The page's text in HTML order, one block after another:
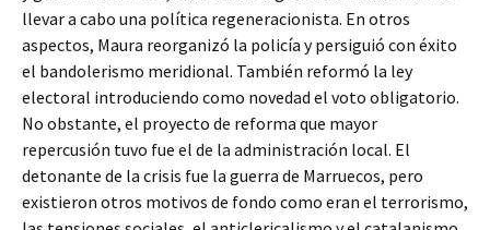
llevar a cabo una política regeneracionista. En otros
aspectos, Maura reorganizó la policía y persiguió con éxito
el bandolerismo meridional. También reformó la ley
electoral introduciendo como novedad el voto obligatorio.
No obstante, el proyecto de reforma que mayor
repercusión tuvo fue el de la administración local. El
detonante de la crisis fue la guerra de Marruecos, pero
existieron otros motivos de fondo como eran el terrorismo,